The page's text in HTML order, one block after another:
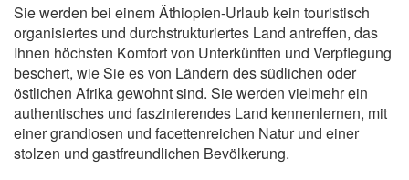
Sie werden bei einem Äthiopien-Urlaub kein touristisch
organisiertes und durchstrukturiertes Land antreffen, das
Ihnen höchsten Komfort von Unterkünften und Verpflegung
beschert, wie Sie es von Ländern des südlichen oder
östlichen Afrika gewohnt sind. Sie werden vielmehr ein
authentisches und faszinierendes Land kennenlernen, mit
einer grandiosen und facettenreichen Natur und einer
stolzen und gastfreundlichen Bevölkerung.